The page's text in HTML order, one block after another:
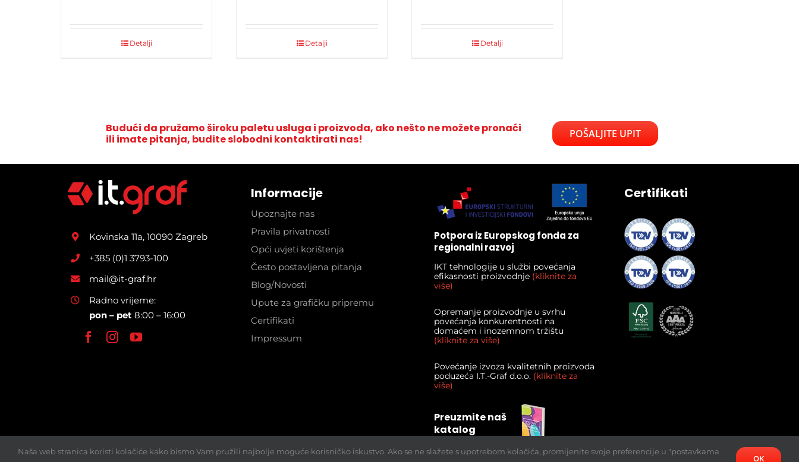
Detalji Detalji Detalji
Budući da pružamo široku paletu usluga i proizvoda, ako nešto ne možete pronaći
ili imate pitanja, budite slobodni kontaktirati nas!
POŠALJITE UPIT
Kovinska 11a, 10090 Zagreb
+385 (0)1 3793-100
mail@it-graf.hr
Radno vrijeme:
pon – pet 8:00 – 16:00
Informacije
Upoznajte nas
Pravila privatnosti
Opći uvjeti korištenja
Često postavljena pitanja
Blog/Novosti
Upute za grafičku pripremu
Certifikati
Impressum
Potpora iz Europskog fonda za
regionalni razvoj
IKT tehnologije u službi povećanja
efikasnosti proizvodnje (kliknite za
više)
Opremanje proizvodnje u svrhu
povećanja konkurentnosti na
domaćem i inozemnom tržištu
(kliknite za više)
Povećanje izvoza kvalitetnih proizvoda
poduzeća I.T.-Graf d.o.o. (kliknite za
više)
Preuzmite naš
katalog
Certifikati
Naša web stranica koristi kolačiće kako bismo Vam pružili najbolje moguće korisničko iskustvo. Ako se ne slažete s upotrebom kolačića, promijenite svoje preferencije u "postavkama
OK